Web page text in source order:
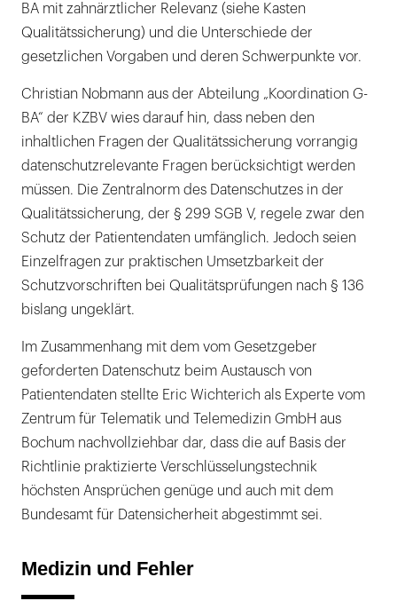
BA mit zahnärztlicher Relevanz (siehe Kasten
Qualitätssicherung) und die Unterschiede der
gesetzlichen Vorgaben und deren Schwerpunkte vor.
Christian Nobmann aus der Abteilung „Koordination G-
BA“ der KZBV wies darauf hin, dass neben den
inhaltlichen Fragen der Qualitätssicherung vorrangig
datenschutzrelevante Fragen berücksichtigt werden
müssen. Die Zentralnorm des Datenschutzes in der
Qualitätssicherung, der § 299 SGB V, regele zwar den
Schutz der Patientendaten umfänglich. Jedoch seien
Einzelfragen zur praktischen Umsetzbarkeit der
Schutzvorschriften bei Qualitätsprüfungen nach § 136
bislang ungeklärt.
Im Zusammenhang mit dem vom Gesetzgeber
geforderten Datenschutz beim Austausch von
Patientendaten stellte Eric Wichterich als Experte vom
Zentrum für Telematik und Telemedizin GmbH aus
Bochum nachvollziehbar dar, dass die auf Basis der
Richtlinie praktizierte Verschlüsselungstechnik
höchsten Ansprüchen genüge und auch mit dem
Bundesamt für Datensicherheit abgestimmt sei.
Medizin und Fehler